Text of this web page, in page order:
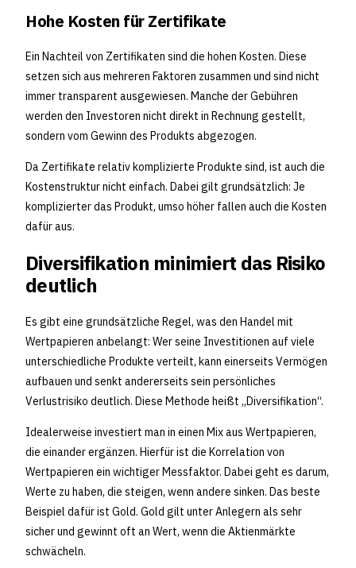
Hohe Kosten für Zertifikate
Ein Nachteil von Zertifikaten sind die hohen Kosten. Diese
setzen sich aus mehreren Faktoren zusammen und sind nicht
immer transparent ausgewiesen. Manche der Gebühren
werden den Investoren nicht direkt in Rechnung gestellt,
sondern vom Gewinn des Produkts abgezogen.
Da Zertifikate relativ komplizierte Produkte sind, ist auch die
Kostenstruktur nicht einfach. Dabei gilt grundsätzlich: Je
komplizierter das Produkt, umso höher fallen auch die Kosten
dafür aus.
Diversifikation minimiert das Risiko
deutlich
Es gibt eine grundsätzliche Regel, was den Handel mit
Wertpapieren anbelangt: Wer seine Investitionen auf viele
unterschiedliche Produkte verteilt, kann einerseits Vermögen
aufbauen und senkt andererseits sein persönliches
Verlustrisiko deutlich. Diese Methode heißt „Diversifikation“.
Idealerweise investiert man in einen Mix aus Wertpapieren,
die einander ergänzen. Hierfür ist die Korrelation von
Wertpapieren ein wichtiger Messfaktor. Dabei geht es darum,
Werte zu haben, die steigen, wenn andere sinken. Das beste
Beispiel dafür ist Gold. Gold gilt unter Anlegern als sehr
sicher und gewinnt oft an Wert, wenn die Aktienmärkte
schwächeln.